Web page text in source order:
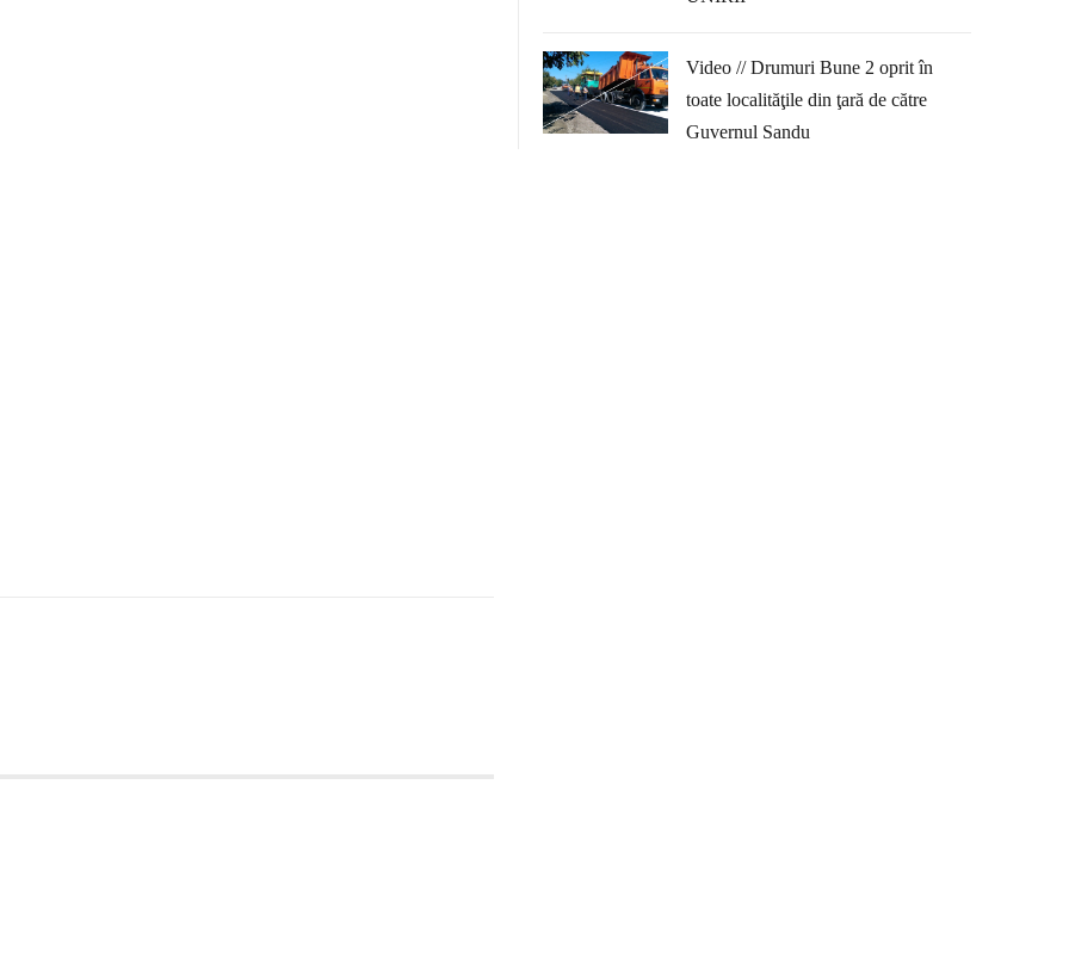
Video // Drumuri Bune 2 oprit în
toate localităţile din ţară de către
Guvernul Sandu